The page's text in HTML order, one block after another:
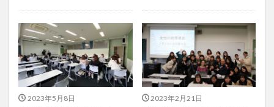
2023年5月8日 2023年2月21日